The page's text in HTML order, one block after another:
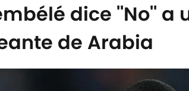
dice ''No'' a
de Arabia